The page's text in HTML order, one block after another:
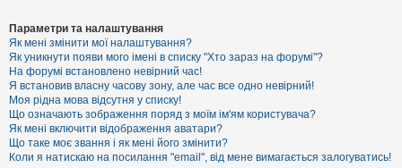
м
и
б
е
з
в
і
д
п
о
в
і
Параметри та налаштування
Як мені змінити мої налаштування?
Як уникнути появи мого імені в списку "Хто зараз на форумі"?
На форумі встановлено невірний час!
Я встановив власну часову зону, але час все одно невірний!
Моя рідна мова відсутня у списку!
Що означають зображення поряд з моїм ім'ям користувача?
Як мені включити відображення аватари?
Що таке моє звання і як мені його змінити?
Коли я натискаю на посилання "email", від мене вимагається залогуватись!